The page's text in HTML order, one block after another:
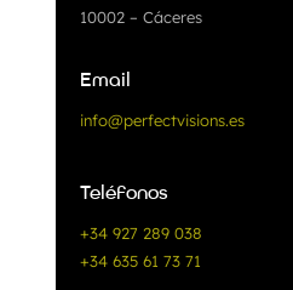
10002 – Cáceres
Email
info@perfectvisions.es
Teléfonos
+34 927 289 038
+34 635 61 73 71